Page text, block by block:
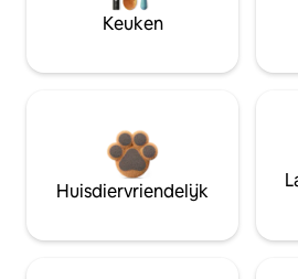
Keuken
Huisdiervriendelijk